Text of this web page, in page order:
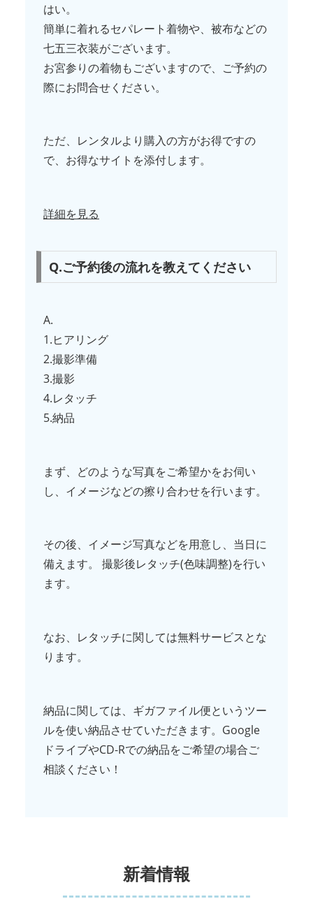
はい。
簡単に着れるセパレート着物や、被布などの
七五三衣装がございます。
お宮参りの着物もございますので、ご予約の
際にお問合せください。
ただ、レンタルより購入の方がお得ですの
で、お得なサイトを添付します。
詳細を見る
Q.ご予約後の流れを教えてください
A.
1.ヒアリング
2.撮影準備
3.撮影
4.レタッチ
5.納品
まず、どのような写真をご希望かをお伺い
し、イメージなどの擦り合わせを行います。
その後、イメージ写真などを用意し、当日に
備えます。 撮影後レタッチ(色味調整)を行い
ます。
なお、レタッチに関しては無料サービスとな
ります。
納品に関しては、ギガファイル便というツー
ルを使い納品させていただきます。Google
ドライブやCD-Rでの納品をご希望の場合ご
相談ください！
新着情報